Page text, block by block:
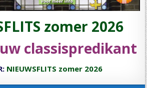
zomer 2026
classispredikant
NIEUWSFLITS zomer 2026